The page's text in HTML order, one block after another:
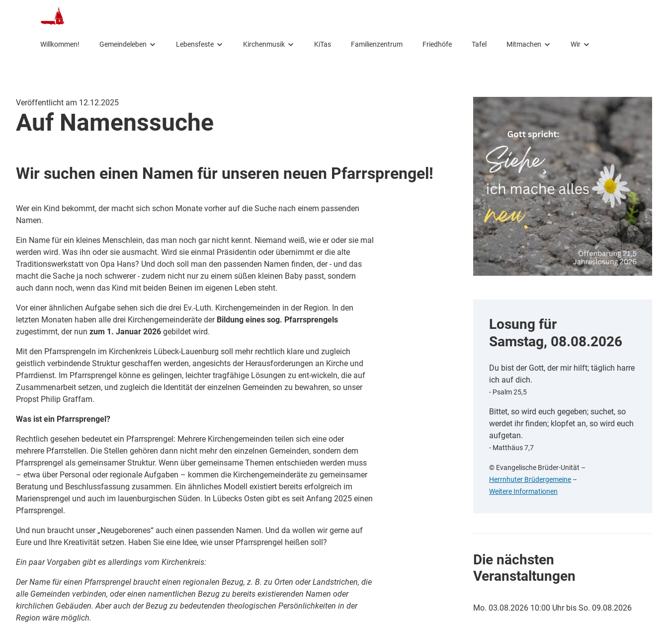
Willkommen! Gemeindeleben
Jugend
Senioren
Lebensfeste
Trauung
Beerdigung
Seelsorge
Kirchenmusik
Kirchenband
Orgel
KiTas Familienzentrum Friedhöfe Tafel Mitmachen
Wiedereintritt
Förderverein
Orgelbauverein
Wir
Orte
Vermietung
Veröffentlicht am 12.12.2025
Auf Namenssuche
Wir suchen einen Namen für unseren neuen Pfarrsprengel!
Wer ein Kind bekommt, der macht sich schon Monate vorher auf die Suche nach einem passenden
Namen.
Ein Name für ein kleines Menschlein, das man noch gar nicht kennt. Niemand weiß, wie er oder sie mal
werden wird. Was ihn oder sie ausmacht. Wird sie einmal Präsidentin oder übernimmt er die alte
Traditionswerkstatt von Opa Hans? Und doch soll man den passenden Namen finden, der - und das
macht die Sache ja noch schwerer - zudem nicht nur zu einem süßen kleinen Baby passt, sondern
auch dann noch, wenn das Kind mit beiden Beinen im eigenen Leben steht.
Vor einer ähnlichen Aufgabe sehen sich die drei Ev.-Luth. Kirchengemeinden in der Region. In den
letzten Monaten haben alle drei Kirchengemeinderäte der Bildung eines sog. Pfarrsprengels
zugestimmt, der nun zum 1. Januar 2026 gebildet wird.
Mit den Pfarrsprengeln im Kirchenkreis Lübeck-Lauenburg soll mehr rechtlich klare und zugleich
geistlich verbindende Struktur geschaffen werden, angesichts der Herausforderungen an Kirche und
Pfarrdienst. Im Pfarrsprengel könne es gelingen, leichter tragfähige Lösungen zu ent-wickeln, die auf
Zusammenarbeit setzen, und zugleich die Identität der einzelnen Gemeinden zu bewahren, so unser
Propst Philip Graffam.
Was ist ein Pfarrsprengel?
Rechtlich gesehen bedeutet ein Pfarrsprengel: Mehrere Kirchengemeinden teilen sich eine oder
mehrere Pfarrstellen. Die Stellen gehören dann nicht mehr den einzelnen Gemeinden, sondern dem
Pfarrsprengel als gemeinsamer Struktur. Wenn über gemeinsame Themen entschieden werden muss
– etwa über Personal oder regionale Aufgaben – kommen die Kirchengemeinderäte zu gemeinsamer
Beratung und Beschlussfassung zusammen. Ein ähnliches Modell existiert bereits erfolgreich im
Mariensprengel und auch im lauenburgischen Süden. In Lübecks Osten gibt es seit Anfang 2025 einen
Pfarrsprengel.
Und nun braucht unser „Neugeborenes“ auch einen passenden Namen. Und da wollen wir gerne auf
Eure und Ihre Kreativität setzen. Haben Sie eine Idee, wie unser Pfarrsprengel heißen soll?
Ein paar Vorgaben gibt es allerdings vom Kirchenkreis:
Der Name für einen Pfarrsprengel braucht einen regionalen Bezug, z. B. zu Orten oder Landstrichen, die
alle Gemeinden verbinden, oder einen namentlichen Bezug zu bereits existierenden Namen oder
kirchlichen Gebäuden. Aber auch der Bezug zu bedeutenden theologischen Persönlichkeiten in der
Region wäre möglich.
Losung für
Samstag, 08.08.2026
Du bist der Gott, der mir hilft; täglich harre
ich auf dich.
- Psalm 25,5
Bittet, so wird euch gegeben; suchet, so
werdet ihr finden; klopfet an, so wird euch
aufgetan.
- Matthäus 7,7
© Evangelische Brüder-Unität –
Herrnhuter Brüdergemeine –
Weitere Informationen
Die nächsten
Veranstaltungen
Mo. 03.08.2026 10:00 Uhr bis So. 09.08.2026